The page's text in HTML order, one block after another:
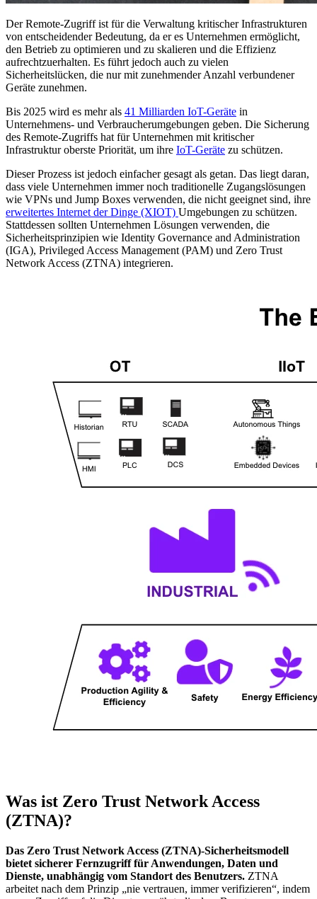
Der Remote-Zugriff ist für die Verwaltung kritischer Infrastrukturen
von entscheidender Bedeutung, da er es Unternehmen ermöglicht,
den Betrieb zu optimieren und zu skalieren und die Effizienz
aufrechtzuerhalten. Es führt jedoch auch zu vielen
Sicherheitslücken, die nur mit zunehmender Anzahl verbundener
Geräte zunehmen.
Bis 2025 wird es mehr als 41 Milliarden IoT-Geräte in
Unternehmens- und Verbraucherumgebungen geben. Die Sicherung
des Remote-Zugriffs hat für Unternehmen mit kritischer
Infrastruktur oberste Priorität, um ihre IoT-Geräte zu schützen.
Dieser Prozess ist jedoch einfacher gesagt als getan. Das liegt daran,
dass viele Unternehmen immer noch traditionelle Zugangslösungen
wie VPNs und Jump Boxes verwenden, die nicht geeignet sind, ihre
erweitertes Internet der Dinge (XIOT) Umgebungen zu schützen.
Stattdessen sollten Unternehmen Lösungen verwenden, die
Sicherheitsprinzipien wie Identity Governance and Administration
(IGA), Privileged Access Management (PAM) und Zero Trust
Network Access (ZTNA) integrieren.
Was ist Zero Trust Network Access
(ZTNA)?
Das Zero Trust Network Access (ZTNA)-Sicherheitsmodell
bietet sicherer Fernzugriff für Anwendungen, Daten und
Dienste, unabhängig vom Standort des Benutzers. ZTNA
arbeitet nach dem Prinzip „nie vertrauen, immer verifizieren“, indem